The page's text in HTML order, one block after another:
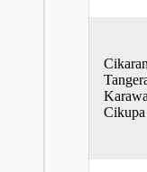
Cikupa